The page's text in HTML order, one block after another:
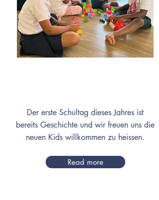
Der erste Schultag dieses Jahres ist
bereits Geschichte und wir freuen uns die
neuen Kids willkommen zu heissen.
Read more